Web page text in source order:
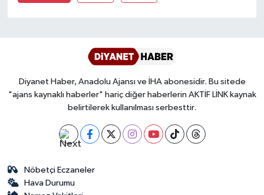
Diyanet Haber, Anadolu Ajansı ve İHA abonesidir. Bu sitede
"ajans kaynaklı haberler" hariç diğer haberlerin AKTİF LİNK kaynak
belirtilerek kullanılması serbesttir.
Nöbetçi Eczaneler
Hava Durumu
Bursa Müftülüğü
Çanakkale Müftülüğü
Çankırı Müftülüğü
Çorum Müftülüğü
Denizli Müftülüğü
Podcast
Bilim, Teknoloji
Biyografiler
Diyanet TV